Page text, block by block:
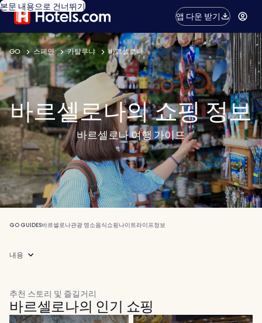
본문 내용으로 건너뛰기
앱 다운 받기
GO 스페인 카탈루냐 바르셀로나
바르셀로나의 쇼핑 정보
바르셀로나 여행 가이드
GO GUIDES바르셀로나관광 명소음식쇼핑나이트라이프정보
내용
추천 스토리 및 즐길거리
바르셀로나의 인기 쇼핑